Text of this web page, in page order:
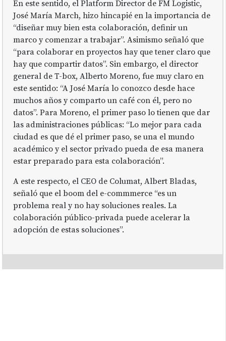
En este sentido, el Platform Director de FM Logistic,
José María March, hizo hincapié en la importancia de
“diseñar muy bien esta colaboración, definir un
marco y comenzar a trabajar”. Asimismo señaló que
“para colaborar en proyectos hay que tener claro que
hay que compartir datos”. Sin embargo, el director
general de T-box, Alberto Moreno, fue muy claro en
este sentido: “A José María lo conozco desde hace
muchos años y comparto un café con él, pero no
datos”. Para Moreno, el primer paso lo tienen que dar
las administraciones públicas: “Lo mejor para cada
ciudad es que dé el primer paso, se una el mundo
académico y el sector privado pueda de esa manera
estar preparado para esta colaboración”.
A este respecto, el CEO de Columat, Albert Bladas,
señaló que el boom del e-commmerce “es un
problema real y no hay soluciones reales. La
colaboración público-privada puede acelerar la
adopción de estas soluciones”.